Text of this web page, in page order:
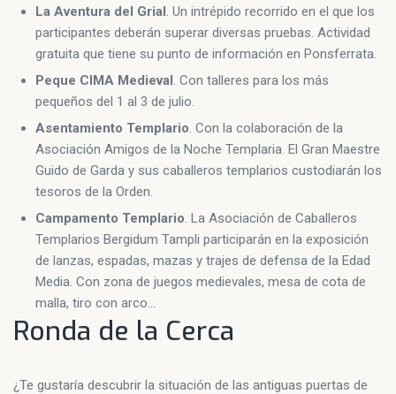
La Aventura del Grial. Un intrépido recorrido en el que los
participantes deberán superar diversas pruebas. Actividad
gratuita que tiene su punto de información en Ponsferrata.
Peque CIMA Medieval. Con talleres para los más
pequeños del 1 al 3 de julio.
Asentamiento Templario. Con la colaboración de la
Asociación Amigos de la Noche Templaria. El Gran Maestre
Guido de Garda y sus caballeros templarios custodiarán los
tesoros de la Orden.
Campamento Templario. La Asociación de Caballeros
Templarios Bergidum Tampli participarán en la exposición
de lanzas, espadas, mazas y trajes de defensa de la Edad
Media. Con zona de juegos medievales, mesa de cota de
malla, tiro con arco…
Ronda de la Cerca
¿Te gustaría descubrir la situación de las antiguas puertas de